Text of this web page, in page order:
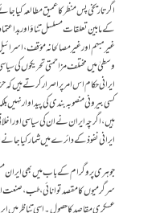
کے مابین تعلقات مسلسل تناؤ اور
غیرمبہم اور غیرمصالحانہ مؤقف،
وسطیٰ میں مختلف مزاحمتی تحریکوں کی
ایرانی حکام اس امر پر اصرار کرتے ہیں
کسی بیرونی منصوبہ بندی کی پیداوار نہیں
ہیں، اگرچہ ایران نے ان کی سیاسی اور
ایرانی نفوذ کے دائرے میں شمار کیا
جوہری پروگرام کے باب میں بھی ایران
سرگرمیوں کا مقصد توانائی، طب، صنعت